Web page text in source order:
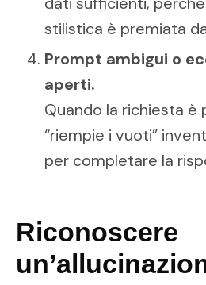
stilistica è premiata
Prompt ambigui o
aperti.
Quando la richiesta è
“riempie i vuoti”
per completare la
Riconoscere